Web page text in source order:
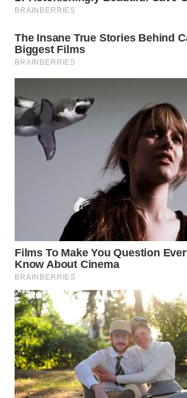
INFRASTRUKTUR
WAHANA
KONSUMEN
WAHANA
LISTRIK
WAHANA
ID
WAHANANEWS
CO ID
WAHANANEWS
NET
WAHANA
SPORT